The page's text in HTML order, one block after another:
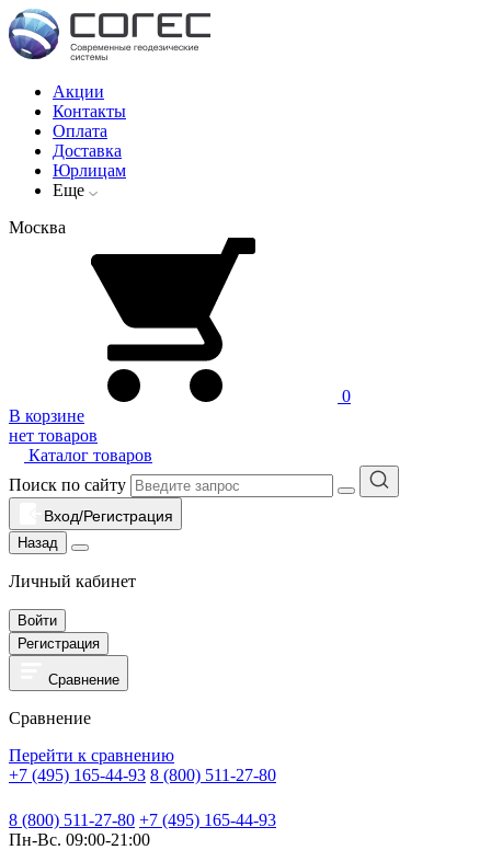
Акции
Контакты
Оплата
Доставка
Юрлицам
Еще
Москва
0
В корзине
нет товаров
Каталог товаров
Поиск по сайту
Вход/Регистрация
Назад
Личный кабинет
Войти
Регистрация
Сравнение
Сравнение
Перейти к сравнению
+7 (495) 165-44-93 8 (800) 511-27-80
8 (800) 511-27-80 +7 (495) 165-44-93
Пн-Вс. 09:00-21:00